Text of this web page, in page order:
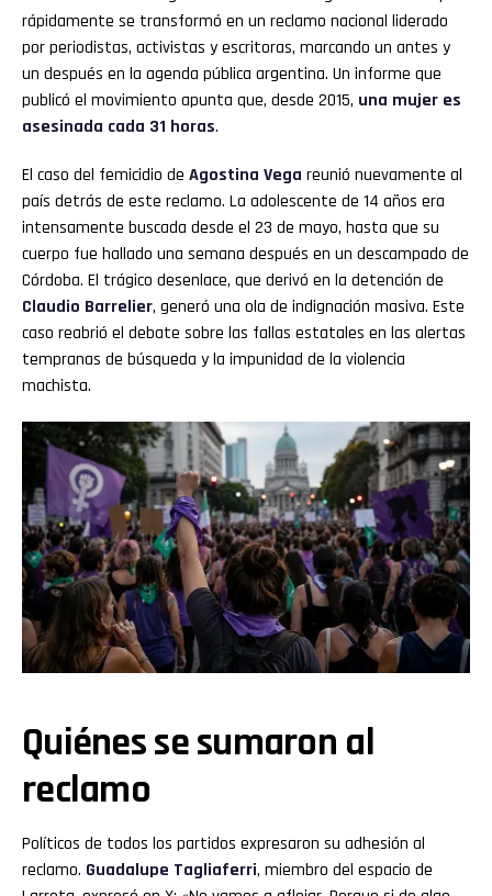
rápidamente se transformó en un reclamo nacional liderado
por periodistas, activistas y escritoras, marcando un antes y
un después en la agenda pública argentina. Un informe que
publicó el movimiento apunta que, desde 2015, una mujer es
asesinada cada 31 horas.
El caso del femicidio de Agostina Vega reunió nuevamente al
país detrás de este reclamo. La adolescente de 14 años era
intensamente buscada desde el 23 de mayo, hasta que su
cuerpo fue hallado una semana después en un descampado de
Córdoba. El trágico desenlace, que derivó en la detención de
Claudio Barrelier, generó una ola de indignación masiva. Este
caso reabrió el debate sobre las fallas estatales en las alertas
tempranas de búsqueda y la impunidad de la violencia
machista.
Quiénes se sumaron al
reclamo
Políticos de todos los partidos expresaron su adhesión al
reclamo. Guadalupe Tagliaferri, miembro del espacio de